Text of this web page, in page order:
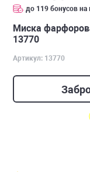
до 119 бонусов на
Миска
13770
Артикул: 13770